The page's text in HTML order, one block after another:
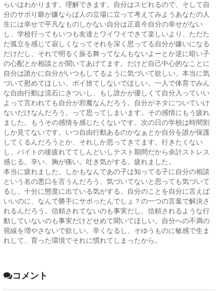
らいはわかります。理解できます。自分はスピれるので、そして自
分のサボり癖が嫌ならば人の立場に立って考えてみようあなたの人
生には幸せで平凡なものしかない自分は正直今自分の幸せがない
し、学校行ってもいつも友達とワイワイできて楽しいより、ただた
だ孤立を感じて寂しくなってそれを深く思ってる自分が嫌いになる
だけだし、それで明るく振る舞ってなんもないよーとか逆に暗い子
の心配とか相談とか聞いてあげてます。だけど自己中心的なことに
自分は誰かに自分がいつもしてるように気づいて欲しい。本当に気
づいて慰めてほしい。ポイ捨てしないでほしい。一人で体育でみん
な自由行動は流石にきついし、もし誰かが優しくて自分入っていい
よって言われても自分が邪魔なんだろう。自分がネタについていけ
ないだけなんだろう。って思ってしまいます。その感情にもう疲れ
ました。もうその感情を感じたくないです。次の日の学校は時間割
しか見てないです。いつ自由行動あるのかなぁとか自分を誰が保護
してくるんだろうとか、それしか思ってきてます。行きたくない
し、バイトの後疲れててしんどいしテスト期間だから余計ストレス
感じる。辛い、胸が痛い。吐き気がする。疲れました。
本当に疲れました。しかもなんであの子は知ってる子に自分の相談
という名の悪口を言うんだろう、気づいてないと思っても気づいて
るし、十分に態度に出ている気がする。自分のことを自分に言えば
いいのに、なんで勝手にサボったんでしょ？の一つの言葉で解決さ
れるんだろう。信頼されてないのも事実だし、信頼されるような行
動していないのも事実だけどせめて聞いてほしい。自分への不満の
視線を増やさないで欲しい。辛くなるし、そゆうものに敏感で生ま
れして、育った環境でそれに慣れてしまったから。
コメント